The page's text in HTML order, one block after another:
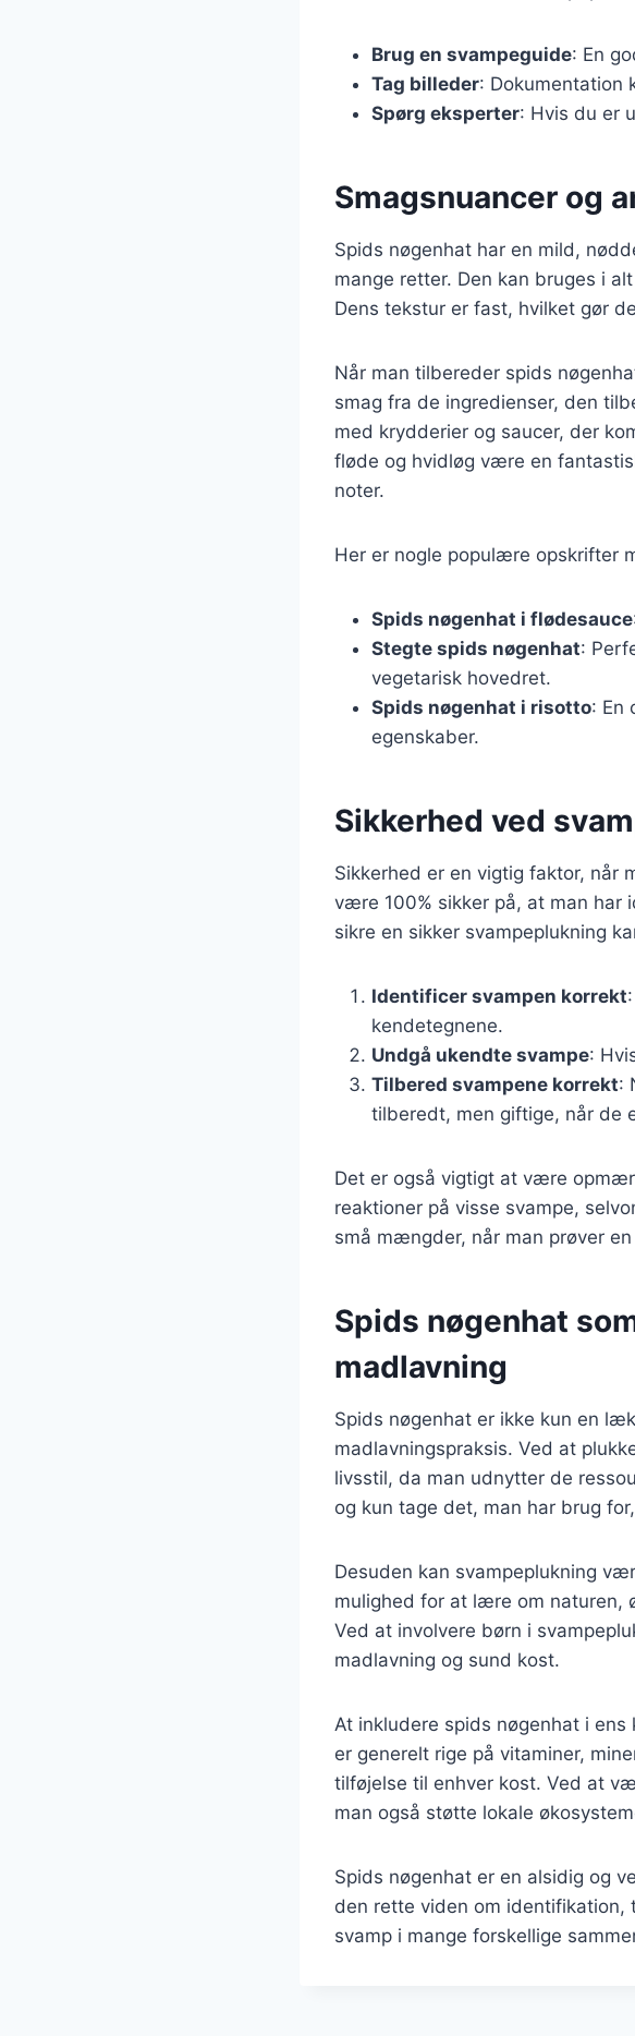
Brug en svampeguide: En
Tag billeder: Dokumentation
Spørg eksperter: Hvis du er
Smagsnuancer og
Spids nøgenhat har en mild,
mange retter. Den kan bruges i
Dens tekstur er fast, hvilket gør
Når man tilbereder spids
smag fra de ingredienser, den
med krydderier og saucer, der
fløde og hvidløg være en
noter.
Her er nogle populære opskrifter
Spids nøgenhat i flødesauce
Stegte spids nøgenhat:
vegetarisk hovedret.
Spids nøgenhat i risotto: En
egenskaber.
Sikkerhed ved
Sikkerhed er en vigtig faktor, når
være 100% sikker på, at man har
sikre en sikker svampeplukning
Identificer svampen korrekt
kendetegnene.
Undgå ukendte svampe:
Tilbered svampene korrekt:
tilberedt, men giftige, når de
Det er også vigtigt at være
reaktioner på visse svampe,
små mængder, når man prøver
Spids nøgenhat
madlavning
Spids nøgenhat er ikke kun en
madlavningspraksis. Ved at
livsstil, da man udnytter de
og kun tage det, man har brug
Desuden kan svampeplukning
mulighed for at lære om naturen,
Ved at involvere børn i
madlavning og sund kost.
At inkludere spids nøgenhat i
er generelt rige på vitaminer,
tilføjelse til enhver kost. Ved at
man også støtte lokale
Spids nøgenhat er en alsidig og
den rette viden om
svamp i mange forskellige